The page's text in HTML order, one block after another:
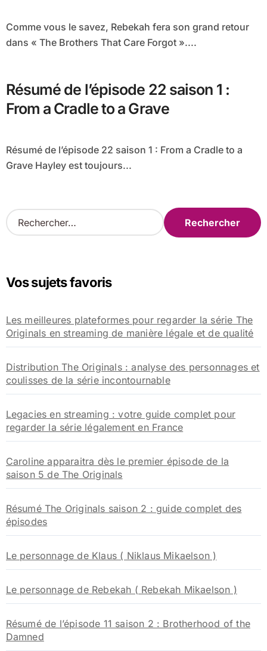
Comme vous le savez, Rebekah fera son grand retour
dans « The Brothers That Care Forgot »....
Résumé de l’épisode 22 saison 1 :
From a Cradle to a Grave
Résumé de l’épisode 22 saison 1 : From a Cradle to a
Grave Hayley est toujours...
R
e
r
e
r
Vos sujets favoris
Les meilleures plateformes pour regarder la série The
Originals en streaming de manière légale et de qualité
Distribution The Originals : analyse des personnages et
coulisses de la série incontournable
Legacies en streaming : votre guide complet pour
regarder la série légalement en France
Caroline apparaitra dès le premier épisode de la
saison 5 de The Originals
Résumé The Originals saison 2 : guide complet des
épisodes
Le personnage de Klaus ( Niklaus Mikaelson )
Le personnage de Rebekah ( Rebekah Mikaelson )
Résumé de l’épisode 11 saison 2 : Brotherhood of the
Damned